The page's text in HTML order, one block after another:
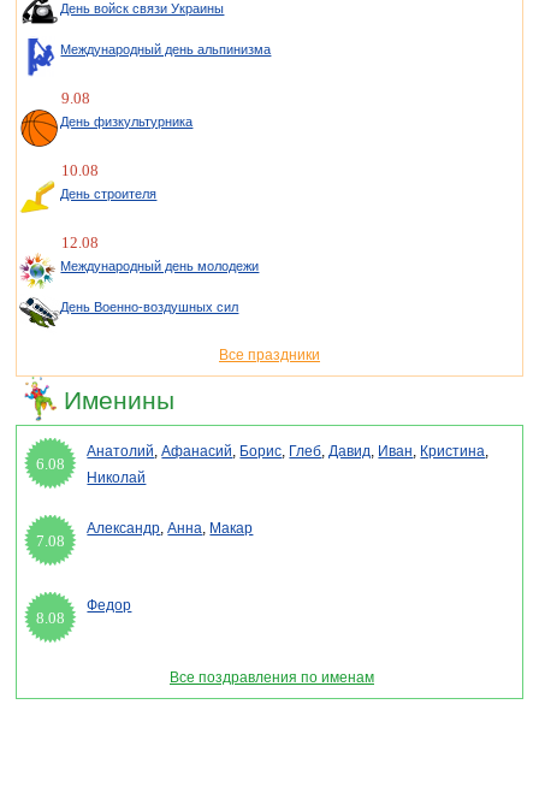
День войск связи Украины
Международный день альпинизма
9.08
День физкультурника
10.08
День строителя
12.08
Международный день молодежи
День Военно-воздушных сил
Все праздники
Именины
6.08
Анатолий,Афанасий, Борис, Глеб,Давид, Иван, Кристина,
Николай
7.08
Александр,Анна, Макар
8.08
Федор
Все поздравления по именам